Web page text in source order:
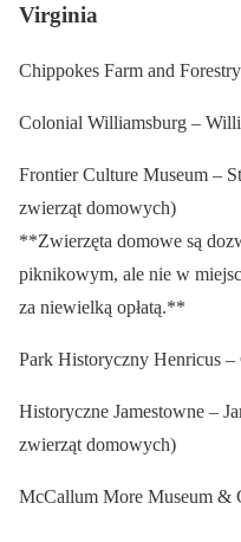
Virginia
Chippokes Farm and
Colonial Williamsburg –
Frontier Culture Museum –
zwierząt domowych)
**Zwierzęta domowe są
piknikowym, ale nie w
za niewielką opłatą.**
Park Historyczny Henricus –
Historyczne Jamestowne –
zwierząt domowych)
McCallum More Museum &